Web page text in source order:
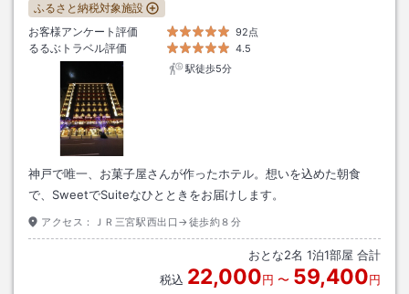
ふるさと納税対象施設
お客様アンケート評価
92点
るるぶトラベル評価
4.5
駅徒歩5分
神戸で唯一、お菓子屋さんが作ったホテル。想いを込めた朝食
で、SweetでSuiteなひとときをお届けします。
アクセス： ＪＲ三宮駅西出口→徒歩約８分
おとな2名 1泊1部屋 合計
税込 22,000円 〜 59,400円